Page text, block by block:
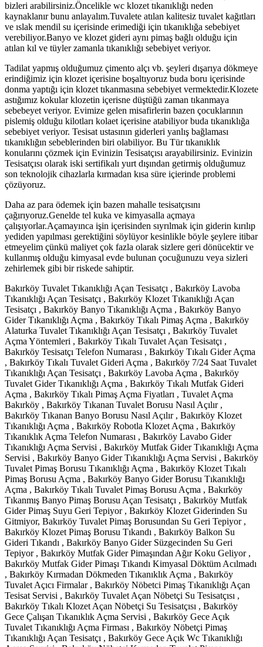
bizleri arabilirsiniz.Öncelikle wc klozet tıkanıklığı neden
kaynaklanır bunu anlayalım.Tuvalete atılan kalitesiz tuvalet kağıtları
ve ıslak mendil su içerisinde erimediği için tıkanıklığa sebebiyet
verebiliyor.Banyo ve klozet gideri aynı pimaş bağlı olduğu için
atılan kıl ve tüyler zamanla tıkanıklığı sebebiyet veriyor.
Tadilat yapmış olduğumuz çimento alçı vb. şeyleri dışarıya dökmeye
erindiğimiz için klozet içerisine boşaltıyoruz buda boru içerisinde
donma yaptığı için klozet tıkanmasına sebebiyet vermektedir.Klozete
astığımız kokular klozetin içerisne düştüğü zaman tıkanmaya
sebebeyet veriyor. Evimize gelen misafirlerin bazen çocuklarının
pislemiş olduğu kilotları kolaet içerisine atabiliyor buda tıkanıklığa
sebebiyet veriyor. Tesisat ustasının giderleri yanlış bağlaması
tıkanıklığın sebeblerinden biri olabiliyor. Bu Tür tıkanıklık
konularını çözmek için Evinizin Tesisatçısı arayabilirsiniz. Evinizin
Tesisatçısı olarak iski sertifikalı yurt dışından getirmiş olduğumuz
son teknolojik cihazlarla kırmadan kısa süre içierinde problemi
çözüyoruz.
Daha az para ödemek için bazen mahalle tesisatçısını
çağırıyoruz.Genelde tel kuka ve kimyasalla açmaya
çalışıyorlar.Açamayınca işin içerisinden sıyrılmak için giderin kırılıp
yediden yapılması gerektiğini söylüyor kesinlikle böyle şeylere itibar
etmeyelim çünkü maliyet çok fazla olarak sizlere geri dönücektir ve
kullanmış olduğu kimyasal evde bulunan çocuğunuzu veya sizleri
zehirlemek gibi bir riskede sahiptir.
Bakırköy Tuvalet Tıkanıklığı Açan Tesisatçı , Bakırköy Lavoba
Tıkanıklığı Açan Tesisatçı , Bakırköy Klozet Tıkanıklığı Açan
Tesisatçı , Bakırköy Banyo Tıkanıklığı Açma , Bakırköy Banyo
Gider Tıkanıklığı Açma , Bakırköy Tıkalı Pimaş Açma , Bakırköy
Alaturka Tuvalet Tıkanıklığı Açan Tesisatçı , Bakırköy Tuvalet
Açma Yöntemleri , Bakırköy Tıkalı Tuvalet Açan Tesisatçı ,
Bakırköy Tesisatçı Telefon Numarası , Bakırköy Tıkalı Gider Açma
, Bakırköy Tıkalı Tuvalet Gideri Açma , Bakırköy 7/24 Saat Tuvalet
Tıkanıklığı Açan Tesisatçı , Bakırköy Lavoba Açma , Bakırköy
Tuvalet Gider Tıkanıklığı Açma , Bakırköy Tıkalı Mutfak Gideri
Açma , Bakırköy Tıkalı Pimaş Açma Fiyatları , Tuvalet Açma
Bakırköy , Bakırköy Tıkanan Tuvalet Borusu Nasıl Açılır ,
Bakırköy Tıkanan Banyo Borusu Nasıl Açılır , Bakırköy Klozet
Tıkanıklığı Açma , Bakırköy Robotla Klozet Açma , Bakırköy
Tıkanıklık Açma Telefon Numarası , Bakırköy Lavabo Gider
Tıkanıklığı Açma Servisi , Bakırköy Mutfak Gider Tıkanıklığı Açma
Servisi , Bakırköy Banyo Gider Tıkanıklığı Açma Servisi , Bakırköy
Tuvalet Pimaş Borusu Tıkanıklığı Açma , Bakırköy Klozet Tıkalı
Pimaş Borusu Açma , Bakırköy Banyo Gider Borusu Tıkanıklığı
Açma , Bakırköy Tıkalı Tuvalet Pimaş Borusu Açma , Bakırköy
Tıkanmış Banyo Pimaş Borusu Açan Tesisatçı , Bakırköy Mutfak
Gider Pimaş Suyu Geri Tepiyor , Bakırköy Klozet Giderinden Su
Gitmiyor, Bakırköy Tuvalet Pimaş Borusundan Su Geri Tepiyor ,
Bakırköy Klozet Pimaş Borusu Tıkandı , Bakırköy Balkon Su
Gideri Tıkandı , Bakırköy Banyo Gider Süzgecinden Su Geri
Tepiyor , Bakırköy Mutfak Gider Pimaşından Ağır Koku Geliyor ,
Bakırköy Mutfak Gider Pimaşı Tıkandı Kimyasal Döktüm Acılmadı
, Bakırköy Kırmadan Dökmeden Tıkanıklık Açma , Bakırköy
Tuvalet Açıcı Firmalar , Bakırköy Nöbetci Pimaş Tıkanıklığı Açan
Tesisat Servisi , Bakırköy Tuvalet Açan Nöbetçi Su Tesisatçısı ,
Bakırköy Tıkalı Klozet Açan Nöbetçi Su Tesisatçısı , Bakırköy
Gece Çalışan Tıkanıklık Açma Servisi , Bakırköy Gece Açık
Tuvalet Tıkanıklığı Açma Firması , Bakırköy Nöbetçi Pimaş
Tıkanıklığı Açan Tesisatçı , Bakırköy Gece Açık Wc Tıkanıklığı